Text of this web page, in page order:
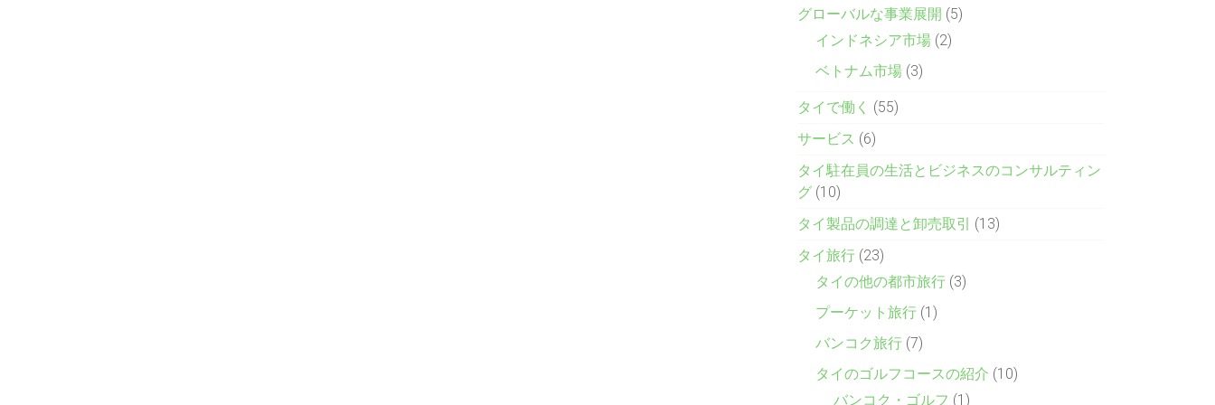
グローバルな事業展開 (5)
インドネシア市場 (2)
ベトナム市場 (3)
タイで働く (55)
サービス (6)
タイ駐在員の生活とビジネスのコンサルティン
グ (10)
タイ製品の調達と卸売取引 (13)
タイ旅行 (23)
タイの他の都市旅行 (3)
プーケット旅行 (1)
バンコク旅行 (7)
タイのゴルフコースの紹介 (10)
バンコク・ゴルフ (1)